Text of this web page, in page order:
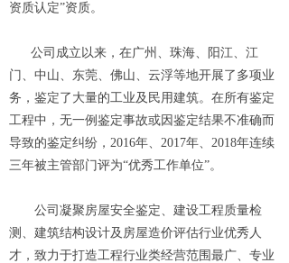
资质认定”资质。
公司成立以来，在广州、珠海、阳江、江
门、中山、东莞、佛山、云浮等地开展了多项业
务，鉴定了大量的工业及民用建筑。在所有鉴定
工程中，无一例鉴定事故或因鉴定结果不准确而
导致的鉴定纠纷，2016年、2017年、2018年连续
三年被主管部门评为“优秀工作单位”。
公司凝聚房屋安全鉴定、建设工程质量检
测、建筑结构设计及房屋造价评估行业优秀人
才，致力于打造工程行业类经营范围最广、专业